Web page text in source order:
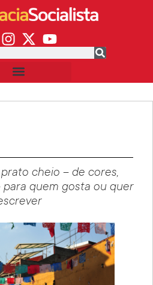
cheio – de cores,
para quem gosta ou quer